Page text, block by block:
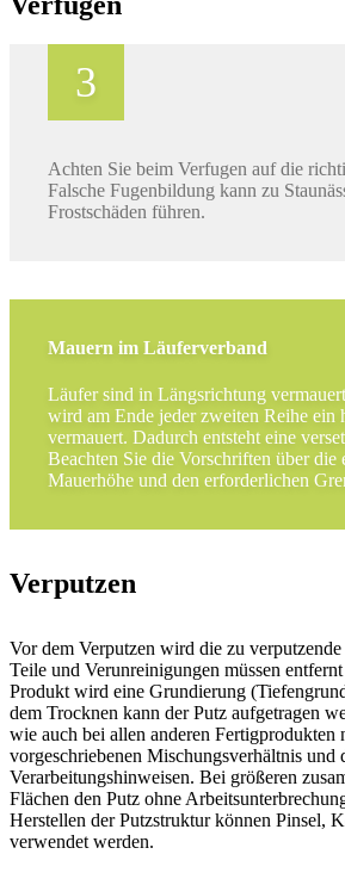
Achten Sie beim Verfugen auf die
Falsche Fugenbildung kann zu
Frostschäden führen.
Mauern im Läuferverband
Läufer sind in Längsrichtung
wird am Ende jeder zweiten Reihe ein
vermauert. Dadurch entsteht eine
Beachten Sie die Vorschriften über die
Mauerhöhe und den erforderlichen
Verputzen
Vor dem Verputzen wird die zu
Teile und Verunreinigungen müssen
Produkt wird eine Grundierung
dem Trocknen kann der Putz aufgetragen
wie auch bei allen anderen Fertigprodukten
vorgeschriebenen Mischungsverhältnis und
Verarbeitungshinweisen. Bei größeren
Flächen den Putz ohne
Herstellen der Putzstruktur können Pinsel,
verwendet werden.